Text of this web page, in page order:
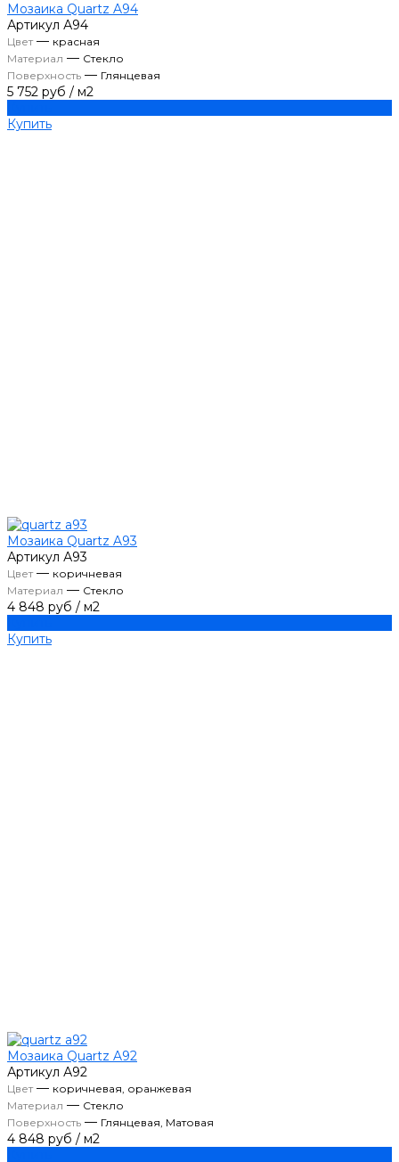
Мозаика Quartz A94
Артикул А94
Цвет— красная
Материал — Стекло
Поверхность — Глянцевая
5 752 руб / м2
Купить
Мозаика Quartz A93
Артикул А93
Цвет— коричневая
Материал — Стекло
4 848 руб / м2
Купить
Мозаика Quartz A92
Артикул А92
Цвет— коричневая, оранжевая
Материал — Стекло
Поверхность — Глянцевая, Матовая
4 848 руб / м2